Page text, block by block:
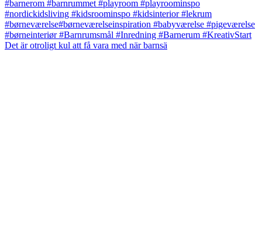
Det är otroligt kul att få vara med när barnsä